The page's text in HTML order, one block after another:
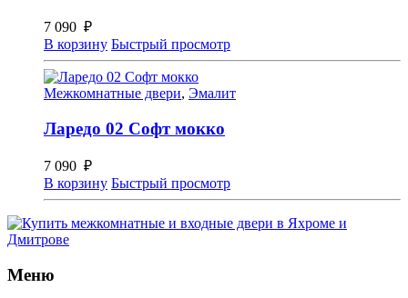
7 090 ₽
В корзину Быстрый просмотр
Межкомнатные двери, Эмалит
Ларедо 02 Софт мокко
7 090 ₽
В корзину Быстрый просмотр
Меню